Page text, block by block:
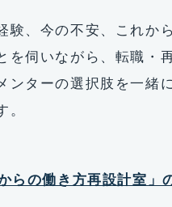
験、今の不安、これか
を伺いながら、転職・
ンターの選択肢を一緒
。
らの働き方再設計室」